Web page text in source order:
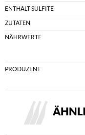
ENTHÄLT SULFITE
ZUTATEN
NÄHRWERTE
PRODUZENT